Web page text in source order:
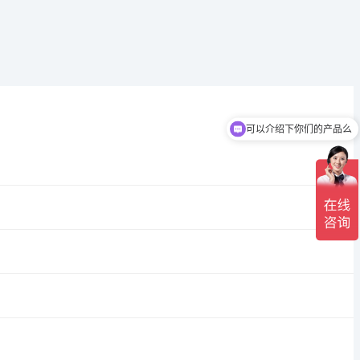
可以介绍下你们的产品么